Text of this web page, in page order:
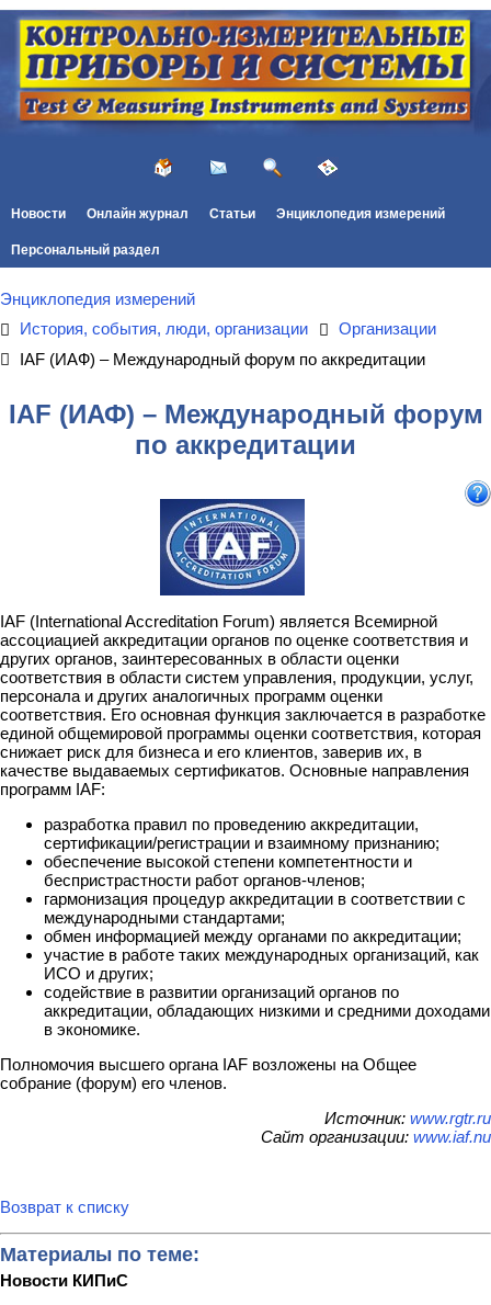
Новости Онлайн журнал Статьи Энциклопедия измерений
Персональный раздел
Энциклопедия измерений
История, события, люди, организации
Организации
IAF (ИАФ) – Международный форум по аккредитации
IAF (ИАФ) – Международный форум
по аккредитации
IAF (International Accreditation Forum) является Всемирной
ассоциацией аккредитации органов по оценке соответствия и
других органов, заинтересованных в области оценки
соответствия в области систем управления, продукции, услуг,
персонала и других аналогичных программ оценки
соответствия. Его основная функция заключается в разработке
единой общемировой программы оценки соответствия, которая
снижает риск для бизнеса и его клиентов, заверив их, в
качестве выдаваемых сертификатов. Основные направления
программ IAF:
разработка правил по проведению аккредитации,
сертификации/регистрации и взаимному признанию;
обеспечение высокой степени компетентности и
беспристрастности работ органов-членов;
гармонизация процедур аккредитации в соответствии с
международными стандартами;
обмен информацией между органами по аккредитации;
участие в работе таких международных организаций, как
ИСО и других;
содействие в развитии организаций органов по
аккредитации, обладающих низкими и средними доходами
в экономике.
Полномочия высшего органа IAF возложены на Общее
собрание (форум) его членов.
Источник: www.rgtr.ru
Сайт организации: www.iaf.nu
Возврат к списку
Материалы по теме:
Новости КИПиС